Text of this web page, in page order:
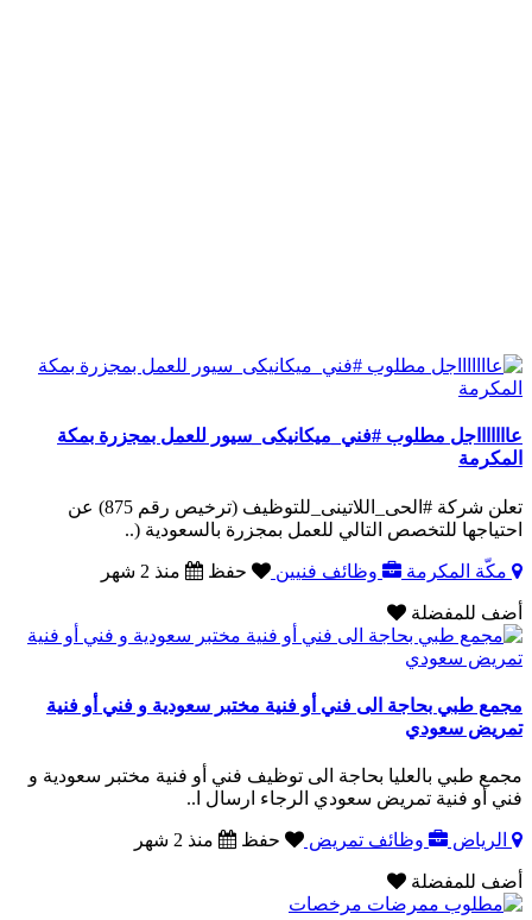
عاااااااجل مطلوب #فني_ميكانيكى_سيور للعمل بمجزرة بمكة
المكرمة
تعلن شركة #الحى_اللاتينى_للتوظيف (ترخيص رقم 875) عن
احتياجها للتخصص التالي للعمل بمجزرة بالسعودية (..
مكّة المكرمة وظائف فنيين حفظ منذ 2 شهر
أضف للمفضلة
مجمع طبي بحاجة الى فني أو فنية مختبر سعودية و فني أو فنية
تمريض سعودي
مجمع طبي بالعليا بحاجة الى توظيف فني أو فنية مختبر سعودية و
فني أو فنية تمريض سعودي الرجاء ارسال ا..
الرياض وظائف تمريض حفظ منذ 2 شهر
أضف للمفضلة